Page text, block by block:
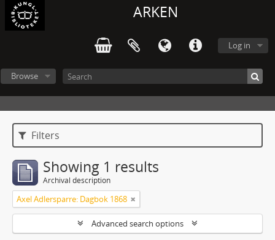
ARKEN
Log in
Browse
Filters
Showing 1 results
Archival description
Axel Adlersparre: Dagbok 1868
Advanced search options